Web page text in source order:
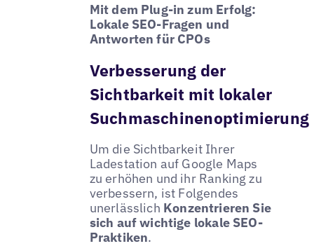
Mit dem Plug-in zum Erfolg:
Lokale SEO-Fragen und
Antworten für CPOs
Verbesserung der
Sichtbarkeit mit lokaler
Suchmaschinenoptimierung
Um die Sichtbarkeit Ihrer
Ladestation auf Google Maps
zu erhöhen und ihr Ranking zu
verbessern, ist Folgendes
unerlässlich Konzentrieren Sie
sich auf wichtige lokale SEO-
Praktiken.